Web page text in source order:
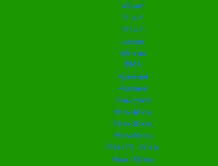
45 роз
51 шт.
101 шт.
Белые
Жёлтые
Back
Красные
Розовые
Поштучно
Розы 40 см.
Розы 50 см.
Розы 60 см.
Розы 70 - 80 см.
Розы 100 см.